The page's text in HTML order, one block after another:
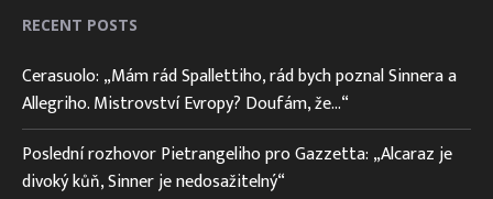
RECENT POSTS
Cerasuolo: „Mám rád Spallettiho, rád bych poznal Sinnera a
Allegriho. Mistrovství Evropy? Doufám, že…“
Poslední rozhovor Pietrangeliho pro Gazzetta: „Alcaraz je
divoký kůň, Sinner je nedosažitelný“